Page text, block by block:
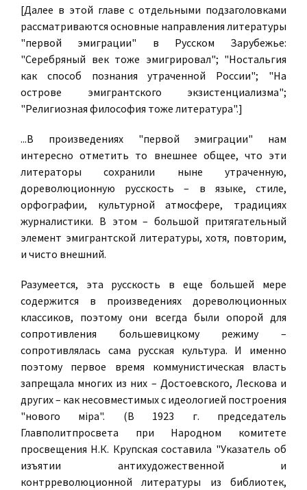
[Далее в этой главе с отдельными подзаголовками
рассматриваются основные направления литературы
"первой эмиграции" в Русском Зарубежье:
"Серебряный век тоже эмигрировал"; "Ностальгия
как способ познания утраченной России"; "На
острове эмигрантского экзистенциализма";
"Религиозная философия тоже литература".]
...В произведениях "первой эмиграции" нам
интересно отметить то внешнее общее, что эти
литераторы сохранили ныне утраченную,
дореволюционную русскость – в языке, стиле,
орфографии, культурной атмосфере, традициях
журналистики. В этом – большой притягательный
элемент эмигрантской литературы, хотя, повторим,
и чисто внешний.
Разумеется, эта русскость в еще большей мере
содержится в произведениях дореволюционных
классиков, поэтому они всегда были опорой для
сопротивления большевицкому режиму –
сопротивлялась сама русская культура. И именно
поэтому первое время коммунистическая власть
запрещала многих из них – Достоевского, Лескова и
других – как несовместимых с идеологией построения
"нового мiра". (В 1923 г. председатель
Главполитпросвета при Народном комитете
просвещения H.К. Кpупская составила "Указатель об
изъятии антихудожественной и
контрреволюционной литературы из библиотек,